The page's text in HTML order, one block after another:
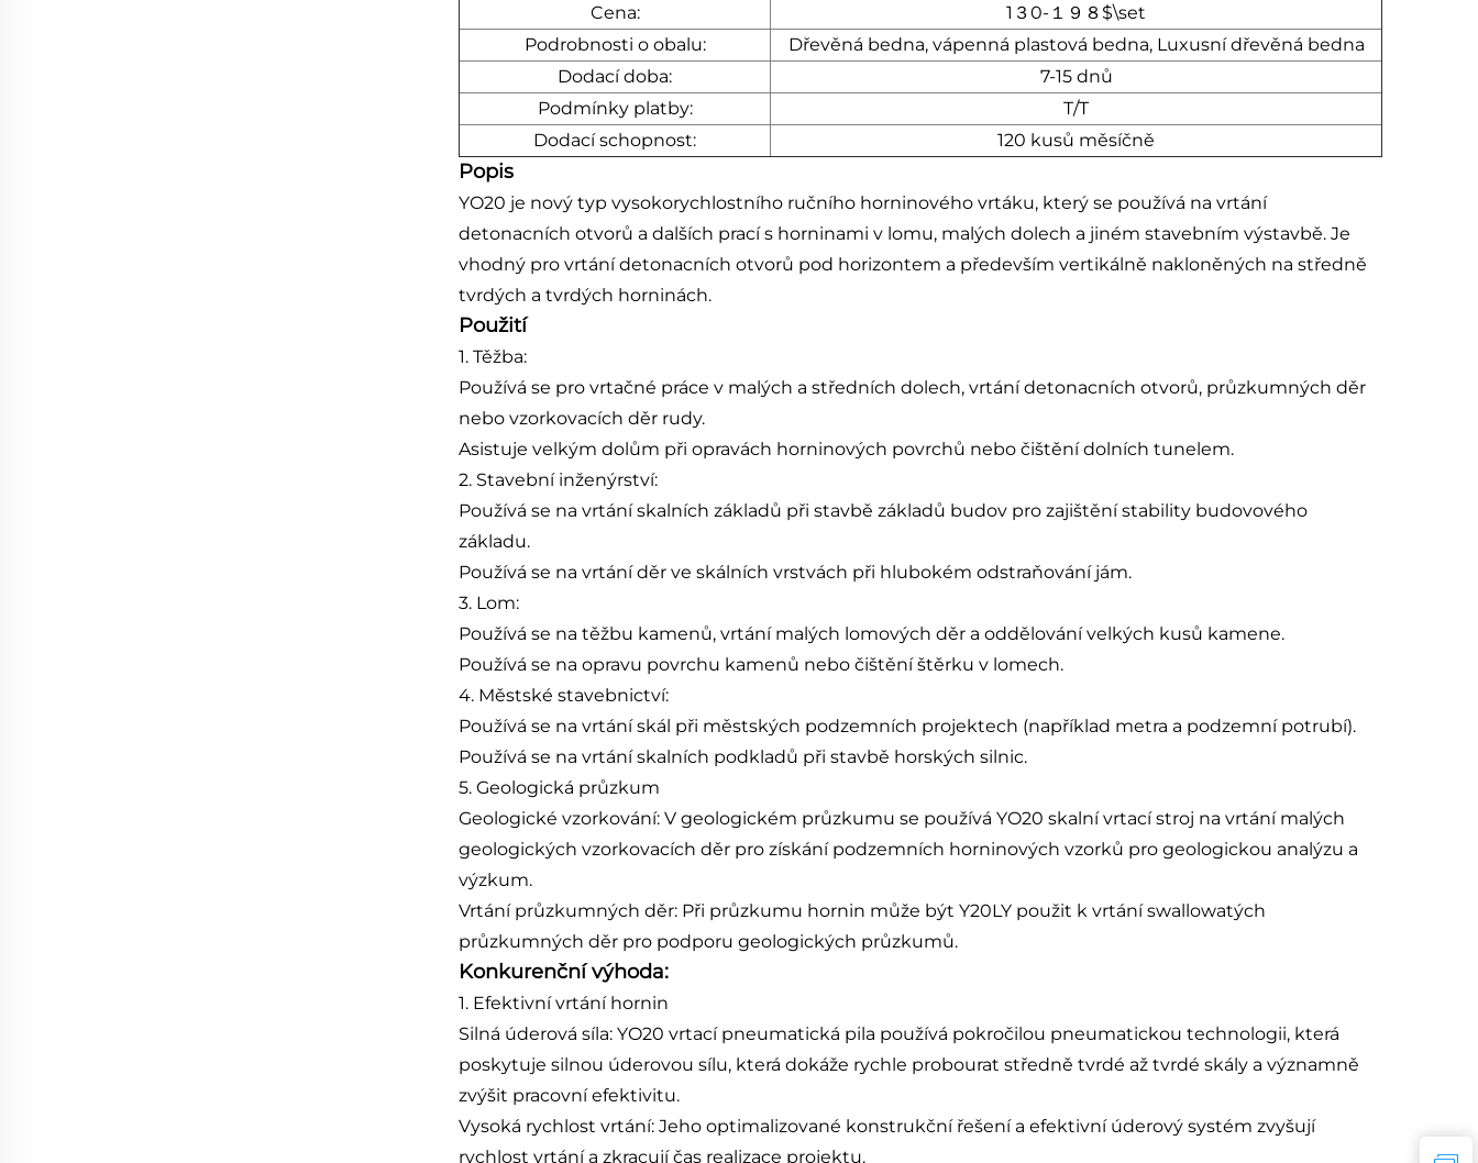
Cena:
1３0-１９８$\set
Podrobnosti o obalu:
Dřevěná bedna, vápenná plastová bedna, Luxusní dřevěná bedna
Dodací doba:
7-15 dnů
Podmínky platby:
T/T
Dodací schopnost:
120 kusů měsíčně
Popis
YO20 je nový typ vysokorychlostního ručního horninového vrtáku, který se používá na vrtání
detonacních otvorů a dalších prací s horninami v lomu, malých dolech a jiném stavebním výstavbě. Je
vhodný pro vrtání detonacních otvorů pod horizontem a především vertikálně nakloněných na středně
tvrdých a tvrdých horninách.
Použití
1. Těžba:
Používá se pro vrtačné práce v malých a středních dolech, vrtání detonacních otvorů, průzkumných děr
nebo vzorkovacích děr rudy.
Asistuje velkým dolům při opravách horninových povrchů nebo čištění dolních tunelem.
2. Stavební inženýrství:
Používá se na vrtání skalních základů při stavbě základů budov pro zajištění stability budovového
základu.
Používá se na vrtání děr ve skálních vrstvách při hlubokém odstraňování jám.
3. Lom:
Používá se na těžbu kamenů, vrtání malých lomových děr a oddělování velkých kusů kamene.
Používá se na opravu povrchu kamenů nebo čištění štěrku v lomech.
4. Městské stavebnictví:
Používá se na vrtání skál při městských podzemních projektech (například metra a podzemní potrubí).
Používá se na vrtání skalních podkladů při stavbě horských silnic.
5. Geologická průzkum
Geologické vzorkování: V geologickém průzkumu se používá YO20 skalní vrtací stroj na vrtání malých
geologických vzorkovacích děr pro získání podzemních horninových vzorků pro geologickou analýzu a
výzkum.
Vrtání průzkumných děr: Při průzkumu hornin může být Y20LY použit k vrtání swallowatých
průzkumných děr pro podporu geologických průzkumů.
Konkurenční výhoda:
1. Efektivní vrtání hornin
Silná úderová síla: YO20 vrtací pneumatická pila používá pokročilou pneumatickou technologii, která
poskytuje silnou úderovou sílu, která dokáže rychle probourat středně tvrdé až tvrdé skály a významně
zvýšit pracovní efektivitu.
Vysoká rychlost vrtání: Jeho optimalizované konstrukční řešení a efektivní úderový systém zvyšují
rychlost vrtání a zkracují čas realizace projektu.